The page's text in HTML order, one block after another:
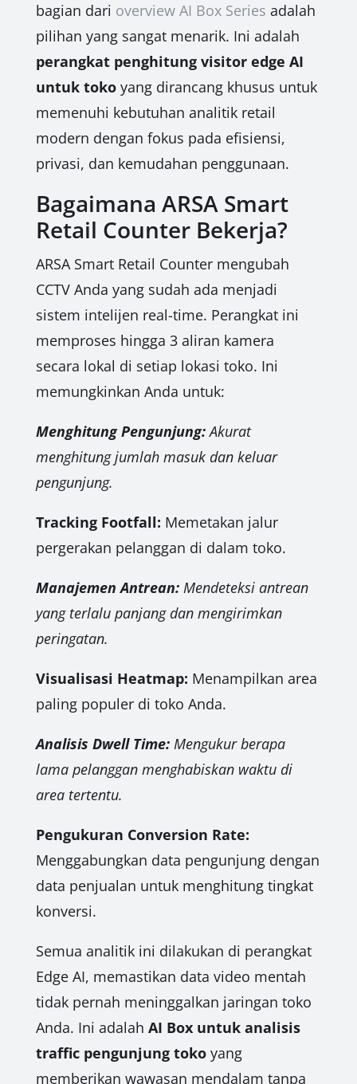
bagian dari overview AI Box Series adalah
pilihan yang sangat menarik. Ini adalah
perangkat penghitung visitor edge AI
untuk tokoyang dirancang khusus untuk
memenuhi kebutuhan analitik retail
modern dengan fokus pada efisiensi,
privasi, dan kemudahan penggunaan.
Bagaimana ARSA Smart
Retail Counter Bekerja?
ARSA Smart Retail Counter mengubah
CCTV Anda yang sudah ada menjadi
sistem intelijen real-time. Perangkat ini
memproses hingga 3 aliran kamera
secara lokal di setiap lokasi toko. Ini
memungkinkan Anda untuk:
Menghitung Pengunjung:Akurat
menghitung jumlah masuk dan keluar
pengunjung.
Tracking Footfall: Memetakan jalur
pergerakan pelanggan di dalam toko.
Manajemen Antrean:Mendeteksi antrean
yang terlalu panjang dan mengirimkan
peringatan.
Visualisasi Heatmap: Menampilkan area
paling populer di toko Anda.
Analisis Dwell Time:Mengukur berapa
lama pelanggan menghabiskan waktu di
area tertentu.
Pengukuran Conversion Rate:
Menggabungkan data pengunjung dengan
data penjualan untuk menghitung tingkat
konversi.
Semua analitik ini dilakukan di perangkat
Edge AI, memastikan data video mentah
tidak pernah meninggalkan jaringan toko
Anda. Ini adalah AI Box untuk analisis
traffic pengunjung tokoyang
memberikan wawasan mendalam tanpa